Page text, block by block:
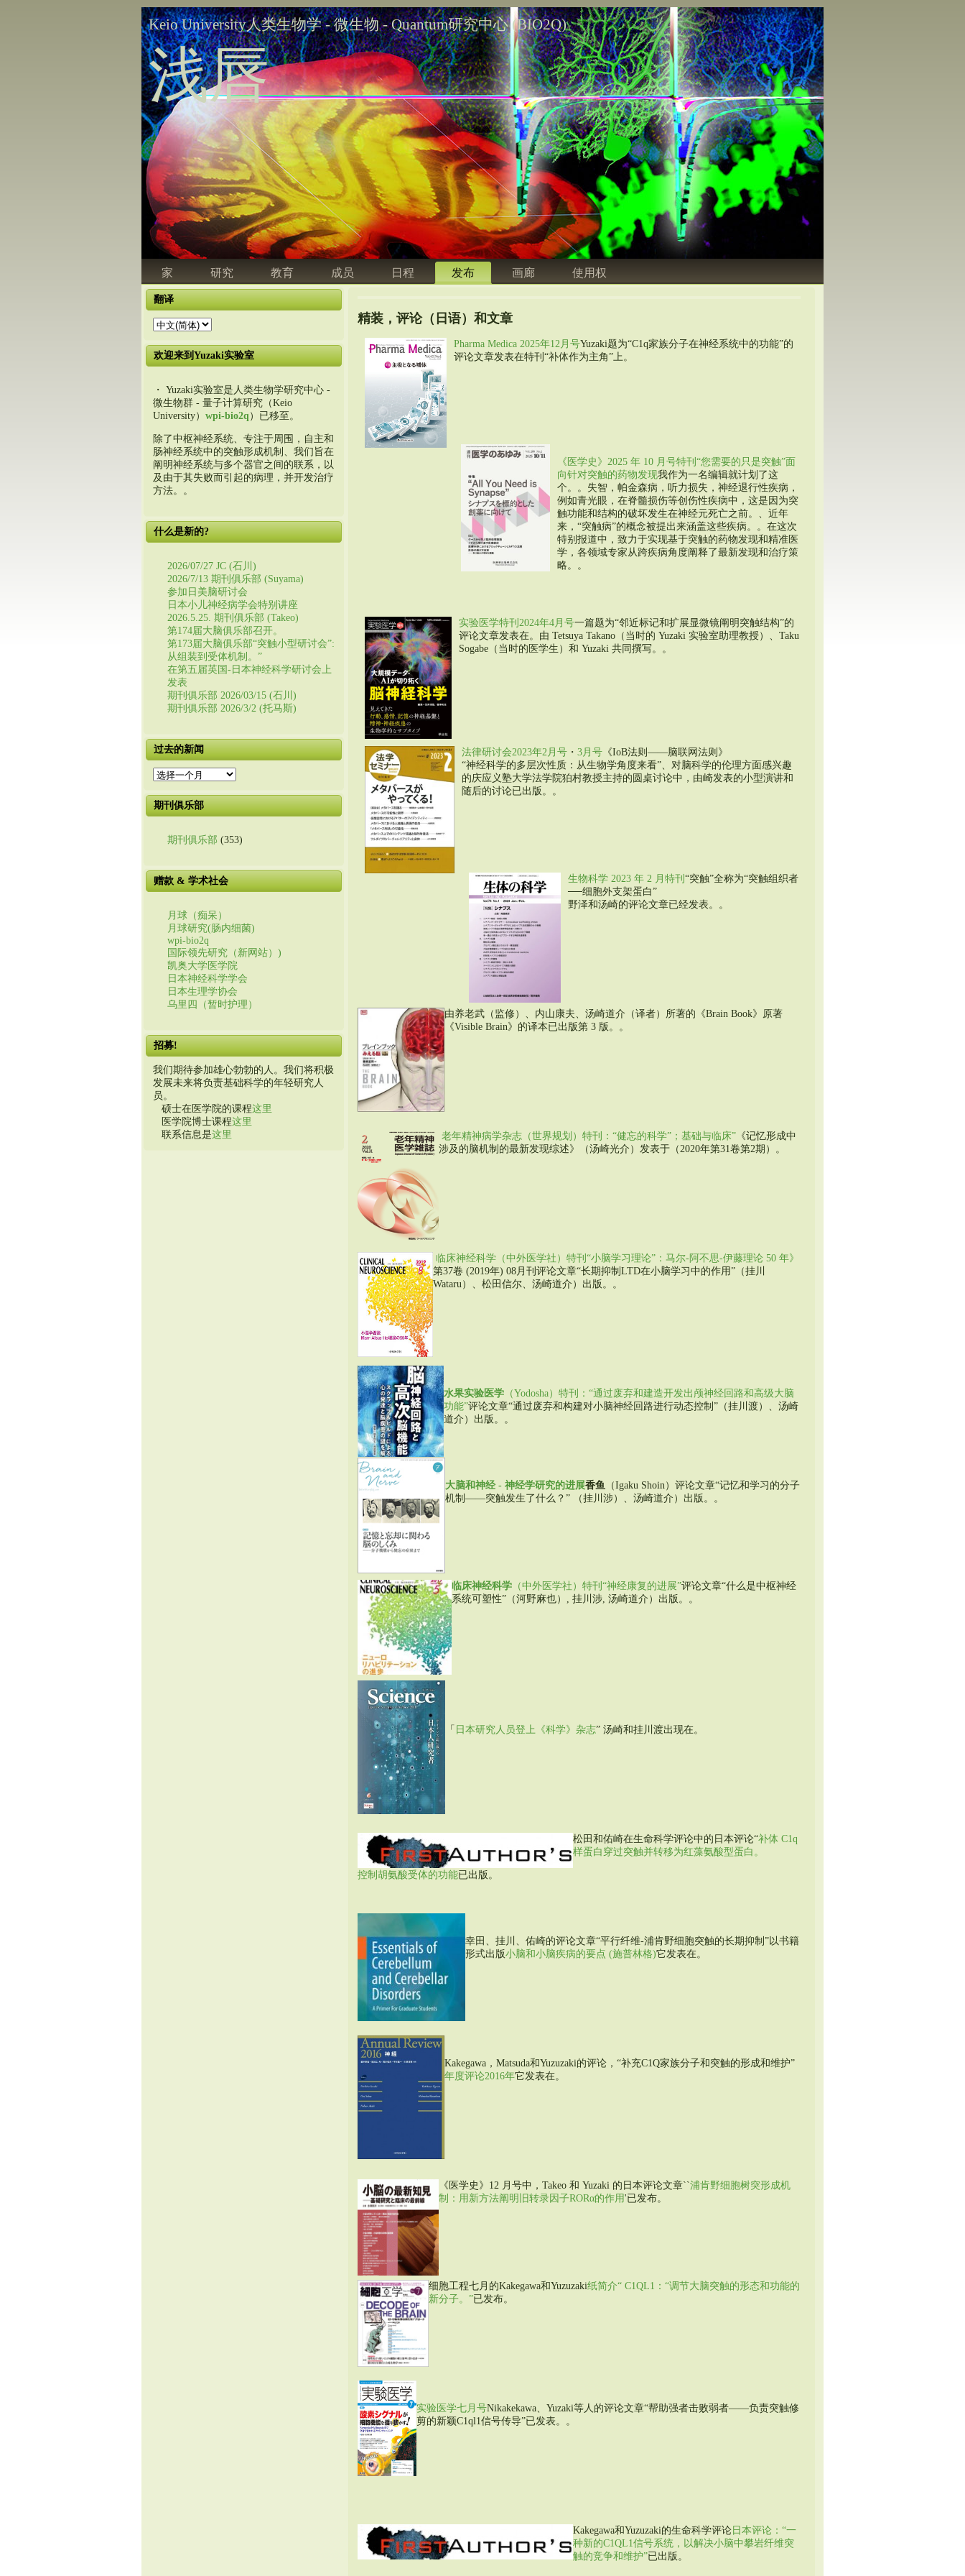
Keio University人类生物学 - 微生物 - Quantum研究中心 (BIO2Q)
浅唇
家 研究 教育 成员 日程 发布 画廊 使用权
翻译
欢迎来到Yuzaki实验室
・ Yuzaki实验室是人类生物学研究中心 -
微生物群 - 量子计算研究（Keio
University） wpi-bio2q ）已移至。
除了中枢神经系统、专注于周围，自主和
肠神经系统中的突触形成机制、我们旨在
阐明神经系统与多个器官之间的联系，以
及由于其失败而引起的病理，并开发治疗
方法。。
什么是新的?
2026/07/27 JC (石川)
2026/7/13 期刊俱乐部 (Suyama)
参加日美脑研讨会
日本小儿神经病学会特别讲座
2026.5.25. 期刊俱乐部 (Takeo)
第174届大脑俱乐部召开。
第173届大脑俱乐部“突触小型研讨会”:
从组装到受体机制。”
在第五届英国-日本神经科学研讨会上
发表
期刊俱乐部 2026/03/15 (石川)
期刊俱乐部 2026/3/2 (托马斯)
过去的新闻
过
的
新
期刊俱乐部
期刊俱乐部 (353)
赠款 & 学术社会
月球（痴呆）
月球研究(肠内细菌)
wpi-bio2q
国际领先研究（新网站）)
凯奥大学医学院
日本神经科学学会
日本生理学协会
乌里四（暂时护理）
招募!
我们期待参加雄心勃勃的人。我们将积极
发展未来将负责基础科学的年轻研究人
员。
硕士在医学院的课程这里
医学院博士课程这里
联系信息是这里
精装，评论（日语）和文章
Pharma Medica 2025年12月号Yuzaki题为“C1q家族分子在神经系统中的功能”的
评论文章发表在特刊“补体作为主角”上。
《医学史》2025 年 10 月号特刊“您需要的只是突触”面
向针对突触的药物发现我作为一名编辑就计划了这
个。。失智，帕金森病，听力损失，神经退行性疾病，
例如青光眼，在脊髓损伤等创伤性疾病中，这是因为突
触功能和结构的破坏发生在神经元死亡之前。、近年
来，“突触病”的概念被提出来涵盖这些疾病。。在这次
特别报道中，致力于实现基于突触的药物发现和精准医
学，各领域专家从跨疾病角度阐释了最新发现和治疗策
略。。
实验医学特刊2024年4月号一篇题为“邻近标记和扩展显微镜阐明突触结构”的
评论文章发表在。由 Tetsuya Takano（当时的 Yuzaki 实验室助理教授）、Taku
Sogabe（当时的医学生）和 Yuzaki 共同撰写。。
法律研讨会2023年2月号 ・ 3月号 《IoB法则——脑联网法则》
“神经科学的多层次性质：从生物学角度来看”、对脑科学的伦理方面感兴趣
的庆应义塾大学法学院狛村教授主持的圆桌讨论中，由崎发表的小型演讲和
随后的讨论已出版。。
生物科学 2023 年 2 月特刊 “突触”全称为“突触组织者
──细胞外支架蛋白”
野泽和汤崎的评论文章已经发表。。
由养老武（监修）、内山康夫、汤崎道介（译者）所著的《Brain Book》原著
《Visible Brain》的译本已出版第 3 版。。
老年精神病学杂志（世界规划）特刊：“健忘的科学”；基础与临床” 《记忆形成中
涉及的脑机制的最新发现综述》（汤崎光介）发表于（2020年第31卷第2期）。
临床神经科学（中外医学社）特刊“小脑学习理论”：马尔-阿不思-伊藤理论 50 年》
第37卷 (2019年) 08月刊评论文章“长期抑制LTD在小脑学习中的作用”（挂川
Wataru）、松田信尔、汤崎道介）出版。。
水果实验医学 （Yodosha）特刊：“通过废弃和建造开发出颅神经回路和高级大脑
功能”评论文章“通过废弃和构建对小脑神经回路进行动态控制”（挂川渡）、汤崎
道介）出版。。
大脑和神经 - 神经学研究的进展香鱼
（Igaku Shoin）评论文章“记忆和学习的分子
机制——突触发生了什么？” （挂川涉）、汤崎道介）出版。。
临床神经科学 （中外医学社）特刊“神经康复的进展”评论文章“什么是中枢神经
系统可塑性”（河野麻也）, 挂川涉, 汤崎道介）出版。。
「 日本研究人员登上《科学》杂志” 汤崎和挂川渡出现在。
松田和佑崎在生命科学评论中的日本评论“补体 C1q
样蛋白穿过突触并转移为红藻氨酸型蛋白。
控制胡氨酸受体的功能已出版。
幸田、挂川、佑崎的评论文章“平行纤维-浦肯野细胞突触的长期抑制”以书籍
形式出版小脑和小脑疾病的要点 (施普林格)它发表在。
Kakegawa，Matsuda和Yuzuzaki的评论，“补充C1Q家族分子和突触的形成和维护”
年度评论2016年它发表在。
《医学史》12 月号中，Takeo 和 Yuzaki 的日本评论文章``浦肯野细胞树突形成机
制：用新方法阐明旧转录因子RORα的作用'已发布。
细胞工程七月的Kakegawa和Yuzuzaki纸简介“ C1QL1：“调节大脑突触的形态和功能的
新分子。”已发布。
实验医学七月号Nikakekawa、Yuzaki等人的评论文章“帮助强者击败弱者——负责突触修
剪的新颖C1ql1信号传导”已发表。。
Kakegawa和Yuzuzaki的生命科学评论 日本评论：“一
种新的C1QL1信号系统，以解决小脑中攀岩纤维突
触的竞争和维护”已出版。